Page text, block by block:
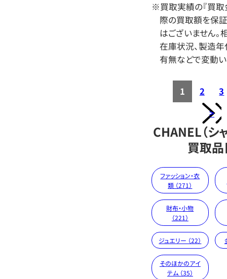
※買取実績の『買取
際の買取額を保
はございません。
在庫状況、製造年
有無などで変動い
1 2
3
>
CHANEL（シ
買取
ファッション・衣
類 （271）
財布・小物
（221）
ジュエリー （22）
そのほかのアイ
テム （35）